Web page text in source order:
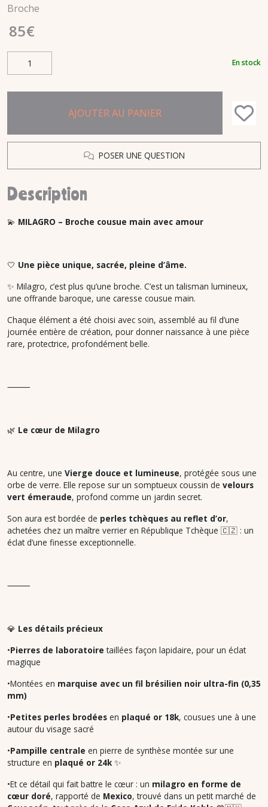
Broche
85€
En stock
AJOUTER AU PANIER
POSER UNE QUESTION
Description
💫 MILAGRO – Broche cousue main avec amour
🤍 Une pièce unique, sacrée, pleine d’âme.
✨ Milagro, c’est plus qu’une broche. C’est un talisman lumineux,
une offrande baroque, une caresse cousue main.
Chaque élément a été choisi avec soin, assemblé au fil d’une
journée entière de création, pour donner naissance à une pièce
rare, protectrice, profondément belle.
⸻
🌿 Le cœur de Milagro
Au centre, une Vierge douce et lumineuse, protégée sous une
orbe de verre. Elle repose sur un somptueux coussin de velours
vert émeraude, profond comme un jardin secret.
Son aura est bordée de perles tchèques au reflet d’or,
achetées chez un maître verrier en République Tchèque 🇨🇿 : un
éclat d’une finesse exceptionnelle.
⸻
💎 Les détails précieux
•Pierres de laboratoire taillées façon lapidaire, pour un éclat
magique
•Montées en marquise avec un fil brésilien noir ultra-fin (0,35
mm)
•Petites perles brodées en plaqué or 18k, cousues une à une
autour du visage sacré
•Pampille centrale en pierre de synthèse montée sur une
structure en plaqué or 24k ✨
•Et ce détail qui fait battre le cœur : un milagro en forme de
cœur doré, rapporté de Mexico, trouvé dans un petit marché de